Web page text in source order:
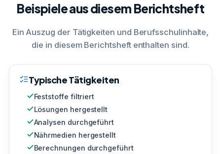
Beispiele aus diesem Berichtsheft
Ein Auszug der Tätigkeiten und Berufsschulinhalte,
die in diesem Berichtsheft enthalten sind.
Typische Tätigkeiten
Feststoffe filtriert
Lösungen hergestellt
Analysen durchgeführt
Nährmedien hergestellt
Berechnungen durchgeführt